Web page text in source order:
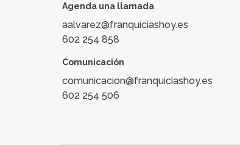
Agenda una llamada
aalvarez@franquiciashoy.es
602 254 858
Comunicación
comunicacion@franquiciashoy.es
602 254 506